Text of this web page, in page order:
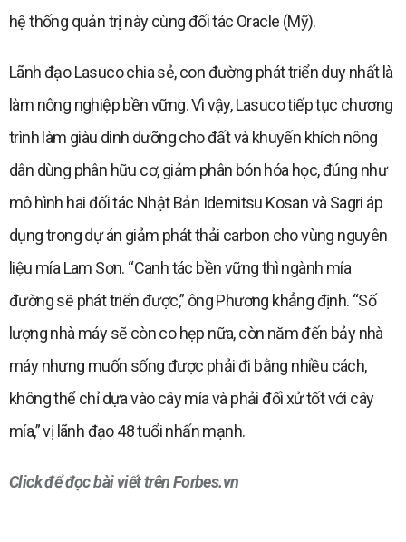
hệ thống quản trị này cùng đối tác Oracle (Mỹ).
Lãnh đạo Lasuco chia sẻ, con đường phát triển duy nhất là
làm nông nghiệp bền vững. Vì vậy, Lasuco tiếp tục chương
trình làm giàu dinh dưỡng cho đất và khuyến khích nông
dân dùng phân hữu cơ, giảm phân bón hóa học, đúng như
mô hình hai đối tác Nhật Bản Idemitsu Kosan và Sagri áp
dụng trong dự án giảm phát thải carbon cho vùng nguyên
liệu mía Lam Sơn. “Canh tác bền vững thì ngành mía
đường sẽ phát triển được,” ông Phương khẳng định. “Số
lượng nhà máy sẽ còn co hẹp nữa, còn năm đến bảy nhà
máy nhưng muốn sống được phải đi bằng nhiều cách,
không thể chỉ dựa vào cây mía và phải đối xử tốt với cây
mía,” vị lãnh đạo 48 tuổi nhấn mạnh.
Click để đọc bài viết trên Forbes.vn